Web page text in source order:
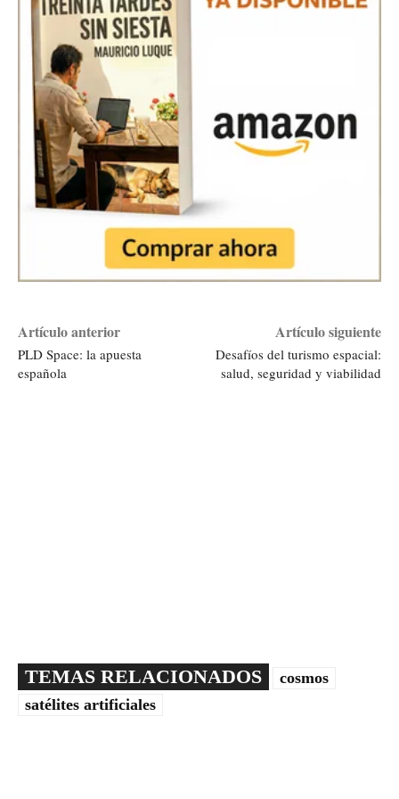
Artículo anterior
PLD Space: la apuesta
española
Artículo siguiente
Desafíos del turismo espacial:
salud, seguridad y viabilidad
TEMAS RELACIONADOS
cosmos
satélites artificiales